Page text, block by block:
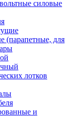
силовые
(парапетные, для
лотков
и